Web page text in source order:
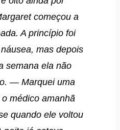
começou a
A princípio foi
mas depois
semana ela não
— Marquei uma
médico amanhã
quando ele voltou